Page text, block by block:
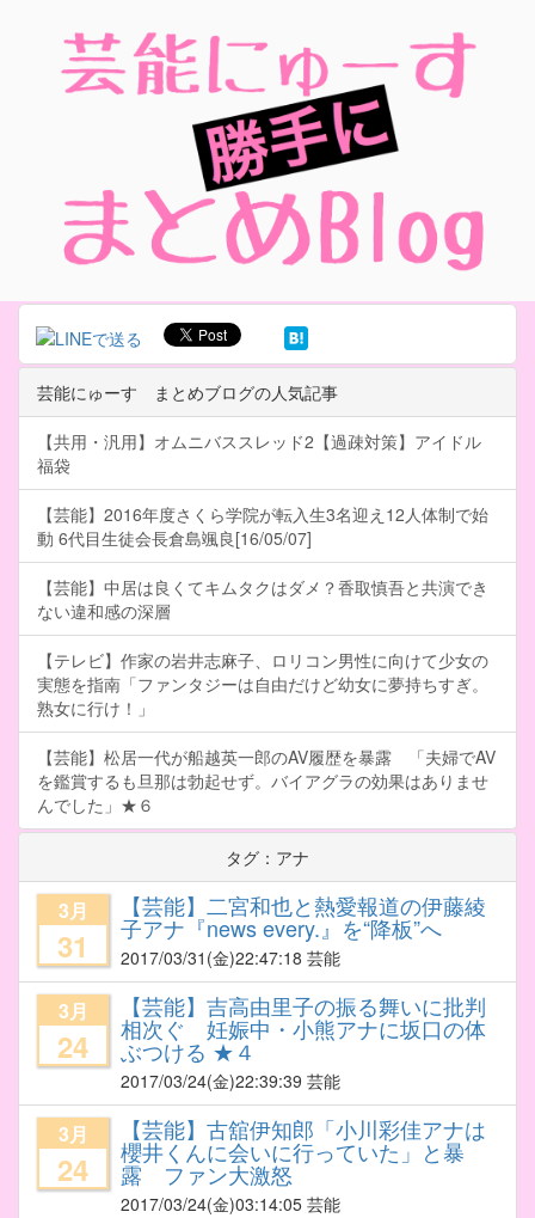
芸能にゅーす まとめブログの人気記事
【共用・汎用】オムニバススレッド2【過疎対策】アイドル
福袋
【芸能】2016年度さくら学院が転入生3名迎え12人体制で始
動 6代目生徒会長倉島颯良[16/05/07]
【芸能】中居は良くてキムタクはダメ？香取慎吾と共演でき
ない違和感の深層
【テレビ】作家の岩井志麻子、ロリコン男性に向けて少女の
実態を指南「ファンタジーは自由だけど幼女に夢持ちすぎ。
熟女に行け！」
【芸能】松居一代が船越英一郎のAV履歴を暴露 「夫婦でAV
を鑑賞するも旦那は勃起せず。バイアグラの効果はありませ
んでした」★６
タグ：アナ
3月
31
【芸能】二宮和也と熱愛報道の伊藤綾
子アナ『news every.』を“降板”へ
2017/03/31 (金)22:47:18 芸能
3月
24
【芸能】吉高由里子の振る舞いに批判
相次ぐ 妊娠中・小熊アナに坂口の体
ぶつける ★４
2017/03/24(金)22:39:39 芸能
3月
24
【芸能】古舘伊知郎「小川彩佳アナは
櫻井くんに会いに行っていた」と暴
露 ファン大激怒
2017/03/24(金)03:14:05 芸能